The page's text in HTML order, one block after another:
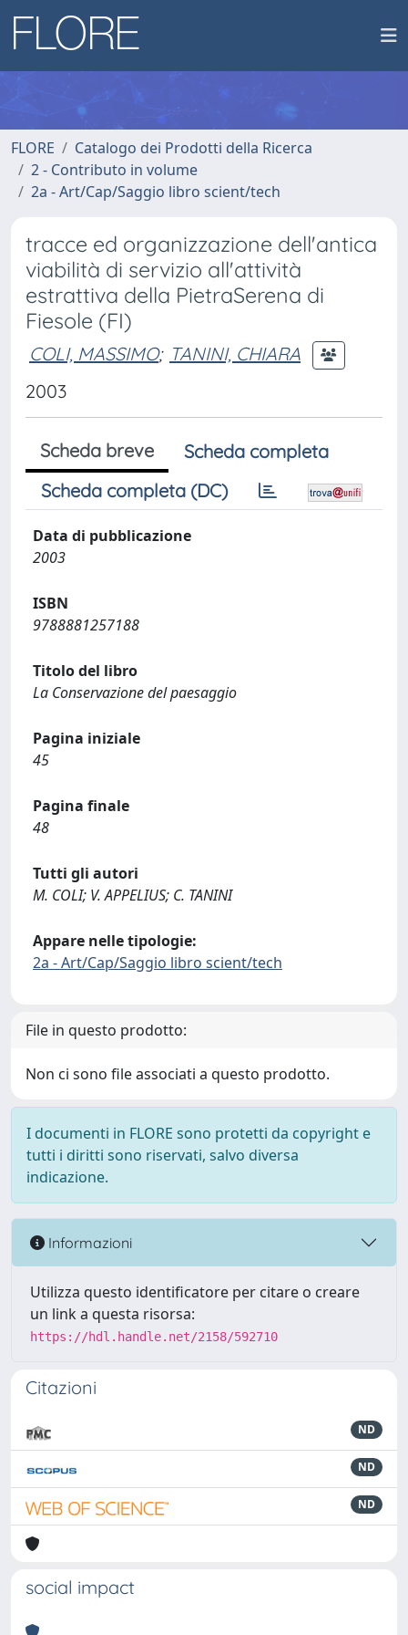
FLORE
Catalogo dei Prodotti della Ricerca
2 - Contributo in volume
2a - Art/Cap/Saggio libro scient/tech
tracce ed organizzazione dell'antica
viabilità di servizio all'attività
estrattiva della PietraSerena di
Fiesole (FI)
COLI, MASSIMO; TANINI, CHIARA
2003
Scheda breve
Scheda completa
Scheda completa (DC)
Data di pubblicazione
2003
ISBN
9788881257188
Titolo del libro
La Conservazione del paesaggio
Pagina iniziale
45
Pagina finale
48
Tutti gli autori
M. COLI; V. APPELIUS; C. TANINI
Appare nelle tipologie:
2a - Art/Cap/Saggio libro scient/tech
File in questo prodotto:
Non ci sono file associati a questo prodotto.
I documenti in FLORE sono protetti da copyright e
tutti i diritti sono riservati, salvo diversa
indicazione.
Informazioni
Utilizza questo identificatore per citare o creare
un link a questa risorsa:
https://hdl.handle.net/2158/592710
Citazioni
ND
ND
ND
social impact